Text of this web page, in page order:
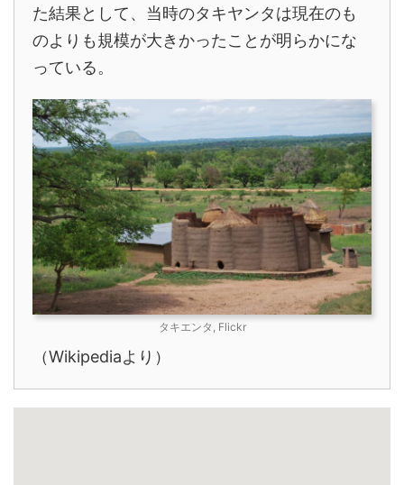
た結果として、当時のタキヤンタは現在のも
のよりも規模が大きかったことが明らかにな
っている。
タキエンタ, Flickr
（Wikipediaより）